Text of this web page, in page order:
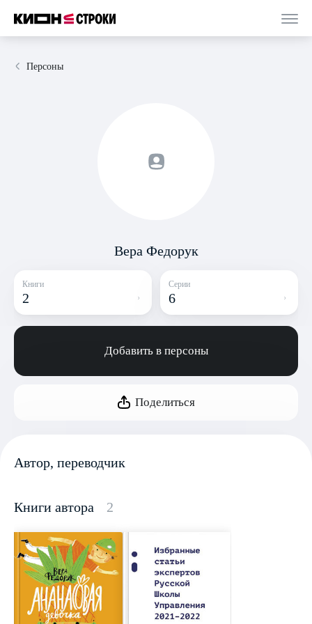
Персоны
Вера Федорук
Книги
2
Серии
6
Добавить в персоны
Поделиться
Автор, переводчик
Книги автора 2